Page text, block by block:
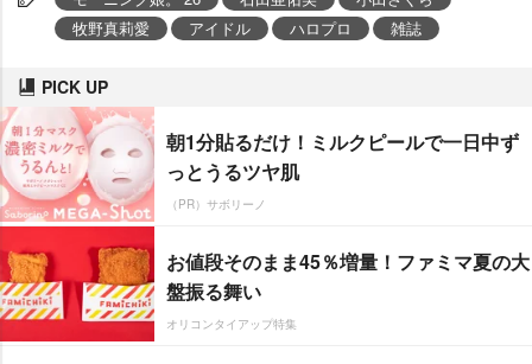
牧野真莉愛
アイドル ハロプロ 雑誌
PICK UP
朝1分貼るだけ！ミルクピールで一日中ず
っとうるツヤ肌
（PR）サボリーノ
お値段そのまま45％増量！ファミマ夏の大
盤振る舞い
オリコンタイアップ特集